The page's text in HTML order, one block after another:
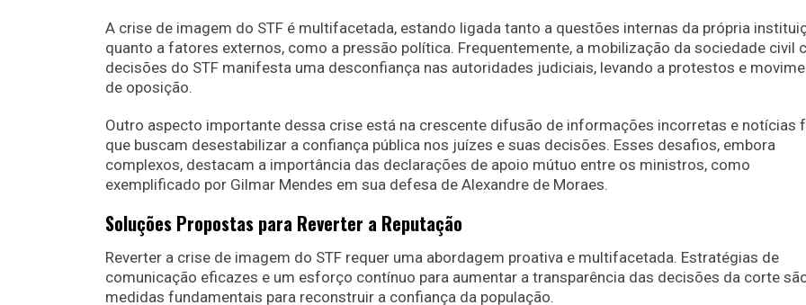
A crise de imagem do STF é multifacetada, estando ligada tanto a questões internas da própria
quanto a fatores externos, como a pressão política. Frequentemente, a mobilização da sociedade civil
decisões do STF manifesta uma desconfiança nas autoridades judiciais, levando a protestos e
de oposição.
Outro aspecto importante dessa crise está na crescente difusão de informações incorretas e notícias
que buscam desestabilizar a confiança pública nos juízes e suas decisões. Esses desafios, embora
complexos, destacam a importância das declarações de apoio mútuo entre os ministros, como
exemplificado por Gilmar Mendes em sua defesa de Alexandre de Moraes.
Soluções Propostas para Reverter a Reputação
Reverter a crise de imagem do STF requer uma abordagem proativa e multifacetada. Estratégias de
comunicação eficazes e um esforço contínuo para aumentar a transparência das decisões da corte
medidas fundamentais para reconstruir a confiança da população.